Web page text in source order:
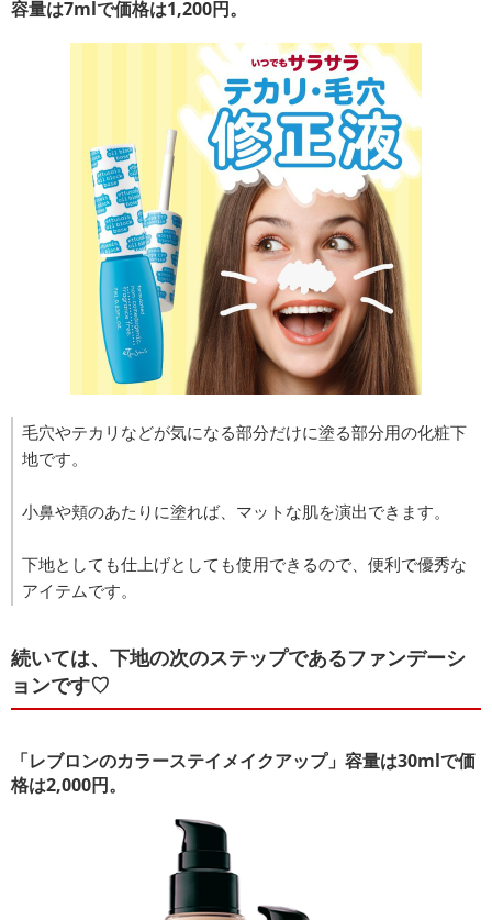
容量は7mlで価格は1,200円。
毛穴やテカリなどが気になる部分だけに塗る部分用の化粧下
地です。
小鼻や頬のあたりに塗れば、マットな肌を演出できます。
下地としても仕上げとしても使用できるので、便利で優秀な
アイテムです。
続いては、下地の次のステップであるファンデーシ
ョンです♡
「レブロンのカラーステイメイクアップ」容量は30mlで価
格は2,000円。